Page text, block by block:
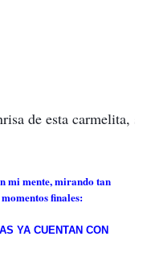
de esta carmelita,
mi mente, mirando tan
finales:
YA CUENTAN CON